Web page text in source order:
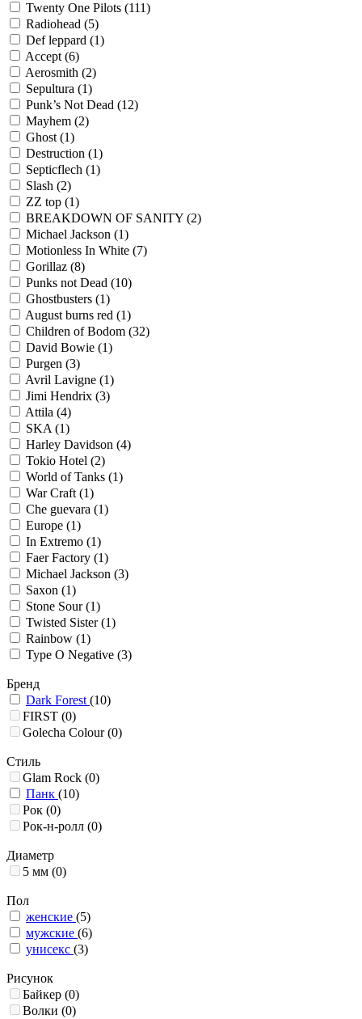
Twenty One Pilots (111)
Radiohead (5)
Def leppard (1)
Accept(6)
Aerosmith (2)
Sepultura (1)
Punk’s Not Dead (12)
Mayhem (2)
Ghost(1)
Destruction (1)
Septicflech (1)
Slash (2)
ZZ top (1)
BREAKDOWN OF SANITY (2)
Michael Jackson (1)
Motionless In Whitе (7)
Gorillaz (8)
Punks not Dead (10)
Ghostbusters (1)
August burns red (1)
Children of Bodom (32)
David Bowie (1)
Purgen (3)
Avril Lavigne (1)
Jimi Hendrix (3)
Attila (4)
SKA(1)
Harley Davidson (4)
Tokio Hotel (2)
World of Tanks (1)
War Craft(1)
Che guevara (1)
Europe (1)
In Extremo (1)
Faer Factory (1)
Michael Jackson (3)
Saxon (1)
Stone Sour(1)
Twisted Sister(1)
Rainbow (1)
Type O Negative (3)
Бренд
Dark Forest(10)
FIRST (0)
Golecha Colour (0)
Стиль
Glam Rock (0)
Панк (10)
Рок (0)
Рок-н-ролл (0)
Диаметр
5 мм (0)
Пол
женские (5)
мужские (6)
унисекс (3)
Рисунок
Байкер (0)
Волки (0)